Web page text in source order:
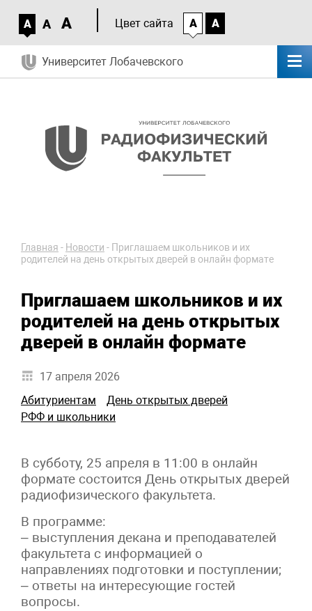
A A A Цвет сайта A A
Университет Лобачевского
Главная - Новости - Приглашаем школьников и их
родителей на день открытых дверей в онлайн формате
Приглашаем школьников и их
родителей на день открытых
дверей в онлайн формате
17 апреля 2026
Абитуриентам
День открытых дверей
РФФ и школьники
В субботу, 25 апреля в 11:00 в онлайн
формате состоится День открытых дверей
радиофизического факультета.
В программе:
– выступления декана и преподавателей
факультета с информацией о
направлениях подготовки и поступлении;
– ответы на интересующие гостей
вопросы.